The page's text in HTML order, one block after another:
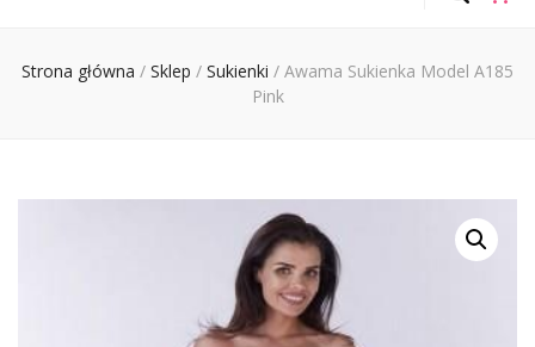
Strona główna / Sklep / Sukienki / Awama Sukienka Model A185
Pink